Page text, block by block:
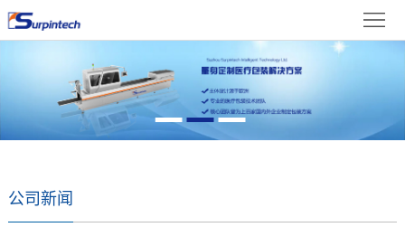
首
我
闻
讯
产
展
果
体
公司新闻